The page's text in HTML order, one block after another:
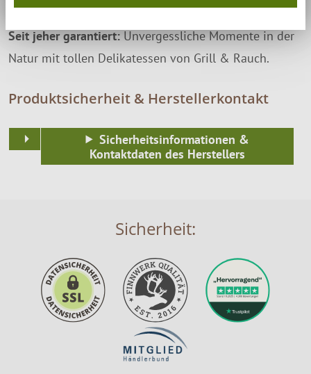
Produkte und neue raffinierte Ideen gepflegt.
Seit jeher garantiert:Unvergessliche Momente in der
Natur mit tollen Delikatessen von Grill & Rauch.
Produktsicherheit & Herstellerkontakt
Sicherheitsinformationen &
Kontaktdaten des Herstellers
Sicherheit: